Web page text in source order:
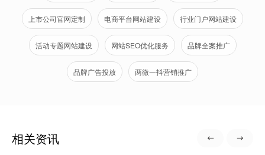
上市公司官网定制 电商平台网站建设 行业门户网站建设
活动专题网站建设 网站SEO优化服务 品牌全案推广
品牌广告投放 两微一抖营销推广
相关资讯